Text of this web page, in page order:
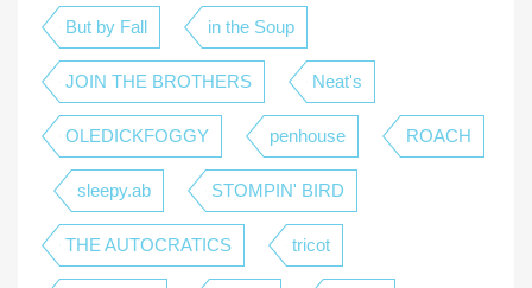
But by Fall in the Soup
JOIN THE BROTHERS Neat's
OLEDICKFOGGY penhouse ROACH
sleepy.ab STOMPIN' BIRD
THE AUTOCRATICS tricot